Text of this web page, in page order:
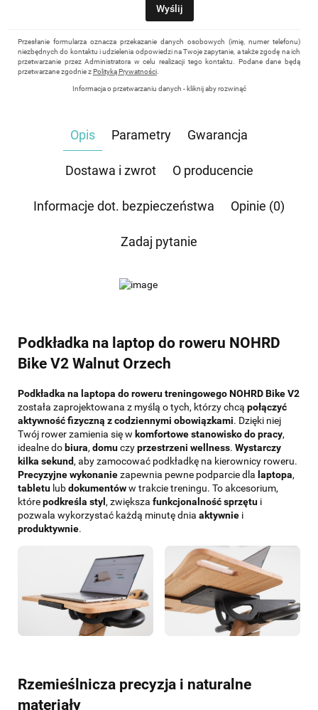
Wyślij
Przesłanie formularza oznacza przekazanie danych osobowych (imię, numer telefonu)
niezbędnych do kontaktu i udzielenia odpowiedzi na Twoje zapytanie, a także zgodę na ich
przetwarzanie przez Administratora w celu realizacji tego kontaktu. Podane dane będą
przetwarzane zgodnie zPolityką Prywatności
Informacja o przetwarzaniu danych - kliknij aby rozwinąć
odpowiedzi, może być w każdej chwili wycofana, kontaktując się z administratorem, np.
której dane dotyczą, przysługuje prawo dostępu do swoich danych, ich sprostowania,
żądania zaprzestania przetwarzania, usunięcia, ograniczenia przetwarzania, a także prawo
Opis Parametry Gwarancja
Dostawa i zwrot O producencie
Informacje dot. bezpieczeństwa Opinie (0)
Zadaj pytanie
Podkładka na laptop do roweru NOHRD
Bike V2 Walnut Orzech
Podkładka na laptopa doroweru treningowegoNOHRD Bike V2
została zaprojektowana z myślą o tych, którzy chcą połączyć
aktywność fizyczną z codziennymi obowiązkami. Dzięki niej
Twój rower zamienia się w komfortowe stanowisko do pracy,
idealne do biura, domuczyprzestrzeni wellness. Wystarczy
kilka sekund, aby zamocować podkładkę na kierownicy roweru.
Precyzyjne wykonaniezapewnia pewne podparcie dla laptopa,
tabletu lubdokumentóww trakcie treningu. To akcesorium,
którepodkreśla styl , zwiększa funkcjonalność sprzętu i
pozwala wykorzystać każdą minutę dnia aktywnie i
produktywnie.
Rzemieślnicza precyzja i naturalne
materiały